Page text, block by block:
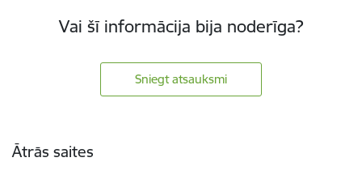
Vai šī informācija bija noderīga?
Sniegt atsauksmi
Ātrās saites